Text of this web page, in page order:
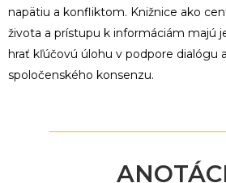
napätiu a konfliktom. Knižnice ako
života a prístupu k informáciám majú
hrať kľúčovú úlohu v podpore dialógu
spoločenského konsenzu.